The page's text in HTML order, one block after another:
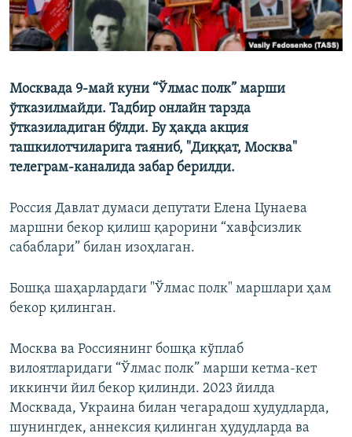
Mосквада 9-май куни “Ўлмас полк” марши
ўтказилмайди. Тадбир онлайн тарзда
ўтказиладиган бўлди. Бу ҳақда акция
ташкилотчиларига таяниб, "Диққат, Москва"
телеграм-каналида забар берилди.
Россия Давлат думаси депутати Елена Цунаева
маршни бекор қилиш қарорини “хавфсизлик
сабаблари” билан изоҳлаган.
Бошқа шаҳарлардаги "Ўлмас полк" маршлари ҳам
бекор қилинган.
Москва ва Россиянинг бошқа кўплаб
вилоятларидаги “Ўлмас полк” марши кетма-кет
иккинчи йил бекор қилинди. 2023 йилда
Москвада, Украина билан чегарадош ҳудудларда,
шунингдек, аннексия қилинган ҳудудларда ва